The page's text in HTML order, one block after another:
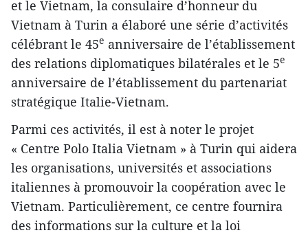
et le Vietnam, la consulaire d’honneur du
Vietnam à Turin a élaboré une série d’activités
célébrant le 45e anniversaire de l’établissement
des relations diplomatiques bilatérales et le 5e
anniversaire de l’établissement du partenariat
stratégique Italie-Vietnam.
Parmi ces activités, il est à noter le projet
« Centre Polo Italia Vietnam » à Turin qui aidera
les organisations, universités et associations
italiennes à promouvoir la coopération avec le
Vietnam. Particulièrement, ce centre fournira
des informations sur la culture et la loi